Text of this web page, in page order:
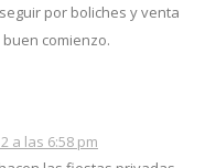
por boliches y venta
comienzo.
a las 6:58 pm